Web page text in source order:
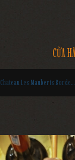
CỬA
Rượu Vang Chateau Les Mauberts Bordeaux